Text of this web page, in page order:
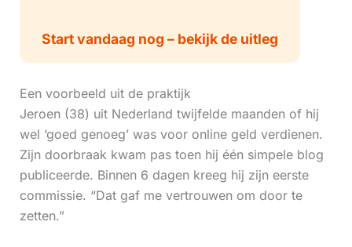
Start vandaag nog – bekijk de uitleg
Een voorbeeld uit de praktijk
Jeroen (38) uit Nederland twijfelde maanden of hij
wel ‘goed genoeg’ was voor online geld verdienen.
Zijn doorbraak kwam pas toen hij één simpele blog
publiceerde. Binnen 6 dagen kreeg hij zijn eerste
commissie. “Dat gaf me vertrouwen om door te
zetten.”